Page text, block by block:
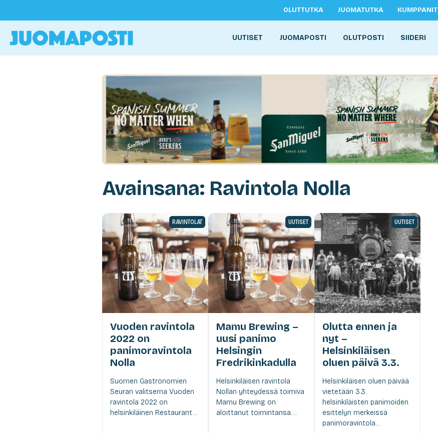
OLUTTUTKA JUOMATUTKA KUMPPANIT
UUTISET JUOMAPOSTI OLUTPOSTI SIIDERI
Avainsana: Ravintola Nolla
RAVINTOLAT
Vuoden ravintola
2022 on
panimoravintola
Nolla
Suomen Gastronomien
Seuran valitsema Vuoden
ravintola 2022 on
helsinkiläinen Restaurant...
UUTISET
Mamu Brewing –
uusi panimo
Helsingin
Fredrikinkadulla
Helsinkiläisen ravintola
Nollan yhteydessä toimiva
Mamu Brewing on
aloittanut toimintansa....
UUTISET
Olutta ennen ja
nyt –
Helsinkiläisen
oluen päivä 3.3.
Helsinkiläisen oluen päivää
vietetään 3.3.
helsinkiläisten panimoiden
esittelyn merkeissä
panimoravintola...